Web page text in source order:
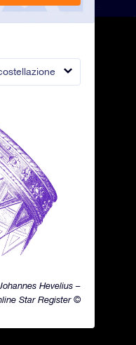
Hevelius –
Star Register ©